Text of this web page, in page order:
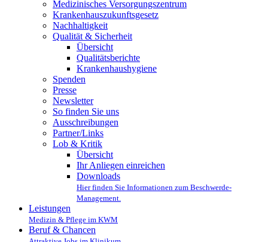
Medizinisches Versorgungszentrum
Krankenhauszukunftsgesetz
Nachhaltigkeit
Qualität & Sicherheit
Übersicht
Qualitätsberichte
Krankenhaushygiene
Spenden
Presse
Newsletter
So finden Sie uns
Ausschreibungen
Partner/Links
Lob & Kritik
Übersicht
Ihr Anliegen einreichen
Downloads
Hier finden Sie Informationen zum Beschwerde-
Management.
Leistungen
Medizin & Pflege im KWM
Beruf & Chancen